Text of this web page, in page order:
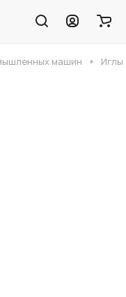
машин Иглы